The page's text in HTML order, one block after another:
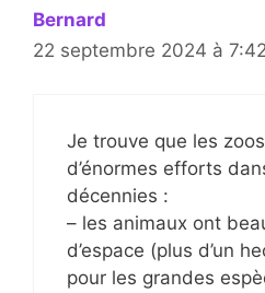
Bernard
22 septembre 2024 à 7:42
Je trouve que les
d’énormes efforts
décennies :
– les animaux ont
d’espace (plus d’un
pour les grandes